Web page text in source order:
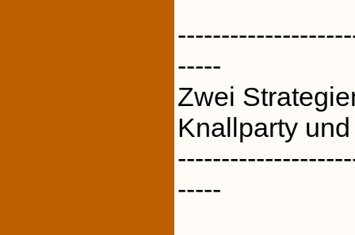
-----
Zwei
Knallparty
-----